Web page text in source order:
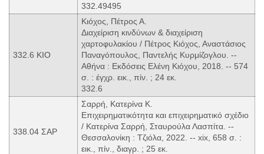
332.49495
332.6 ΚΙΟ
Κιόχος, Πέτρος Α.
Διαχείριση κινδύνων & διαχείριση
χαρτοφυλακίου / Πέτρος Κιόχος, Αναστάσιος
Παναγόπουλος, Παντελής Κυρμίζογλου. --
Αθήνα : Εκδόσεις Ελένη Κιόχου, 2018. -- 574
σ. : έγχρ. εικ., πίν. ; 24 εκ.
332.6
338.04 ΣΑΡ
Σαρρή, Κατερίνα Κ.
Επιχειρηματικότητα και επιχειρηματικό σχέδιο
/ Κατερίνα Σαρρή, Σταυρούλα Λασπίτα. --
Θεσσαλονίκη : Τζιόλα, 2022. -- xix, 658 σ. :
εικ., πίν., διαγρ. ; 25 εκ.